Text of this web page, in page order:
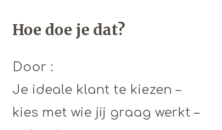
Hoe doe je dat?
Door :
Je ideale klant te kiezen –
kies met wie jij graag werkt –